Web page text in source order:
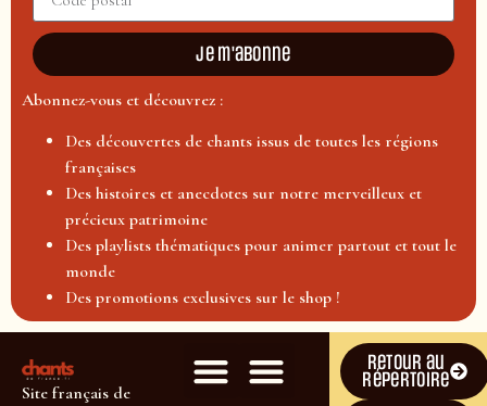
Je m'abonne
Abonnez-vous et découvrez :
Des découvertes de chants issus de toutes les régions
françaises
Des histoires et anecdotes sur notre merveilleux et
précieux patrimoine
Des playlists thématiques pour animer partout et tout le
monde
Des promotions exclusives sur le shop !
Site français de
Retour au
répertoire